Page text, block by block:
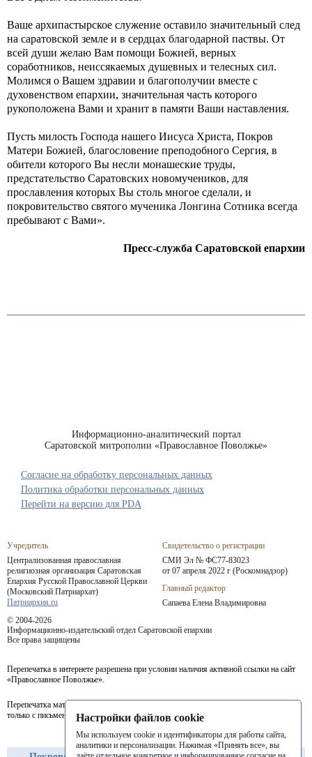
Ваше архипастырское служение оставило значительный след
на саратовской земле и в сердцах благодарной паствы. От
всей души желаю Вам помощи Божией, верных
соработников, неиссякаемых душевных и телесных сил.
Молимся о Вашем здравии и благополучии вместе с
духовенством епархии, значительная часть которого
рукоположена Вами и хранит в памяти Ваши наставления.
Пусть милость Господа нашего Иисуса Христа, Покров
Матери Божией, благословение преподобного Сергия, в
обители которого Вы несли монашеские труды,
предстательство Саратовских новомучеников, для
прославления которых Вы столь многое сделали, и
покровительство святого мученика Лонгина Сотника всегда
пребывают с Вами».
Пресс-служба Саратовской епархии
Информационно-аналитический портал
Саратовской митрополии «Православное Поволжье»
Учредитель
Централизованная православная
религиозная организация Саратовская
Епархия Русской Православной Церкви
(Московский Патриархат)
Патриархия.ru
Свидетельство о регистрации
СМИ Эл № ФС77-83023
от 07 апреля 2022 г (Роскомнадзор)
Главный редактор
Сапаева Елена Владимировна
© 2004-2026
Информационно-издательский отдел Саратовской епархии
Все права защищены
Согласие на обработку персональных данных
Политика обработки персональных данных
Перепечатка в интернете разрешена при условии наличия активной ссылки на сайт
«Православное Поволжье».
Перепечатка материалов портала в печатных изданиях (книгах, прессе) возможна
только с письменного разрешения редакции.
Перейти на версию для PDA
Настройки файлов cookie
Мы используем cookie и идентификаторы для работы сайта,
аналитики и персонализации. Нажимая «Принять все», вы